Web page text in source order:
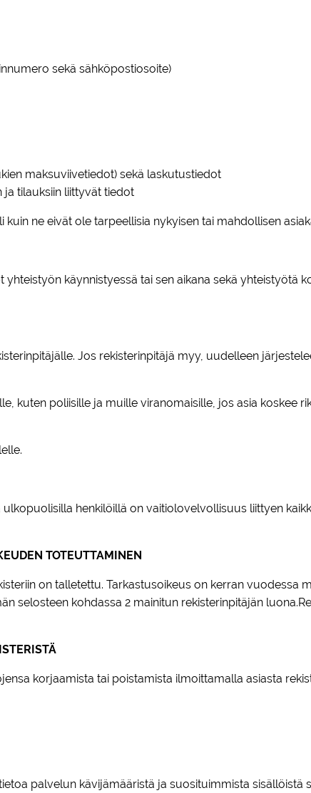
sekä sähköpostiosoite)
maksuviivetiedot) sekä laskutustiedot
ja tilauksiin liittyvät tiedot
ne eivät ole tarpeellisia nykyisen tai mahdollisen
käynnistyessä tai sen aikana sekä yhteistyötä
Jos rekisterinpitäjä myy, uudelleen
kuten poliisille ja muille viranomaisille, jos asia koskee
henkilöillä on vaitiolovelvollisuus liittyen
TOTEUTTAMINEN
on talletettu. Tarkastusoikeus on kerran vuodessa
selosteen kohdassa 2 mainitun rekisterinpitäjän
korjaamista tai poistamista ilmoittamalla asiasta
palvelun kävijämääristä ja suosituimmista sisällöistä